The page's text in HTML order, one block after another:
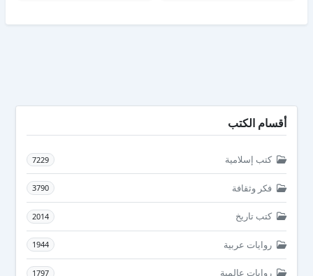
أقسام الكتب
كتب إسلامية 7229
فكر وثقافة 3790
كتب تاريخ 2014
روايات عربية 1944
روايات عالمية 1797